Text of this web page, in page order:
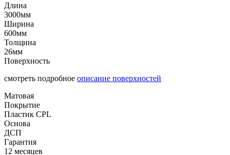
Длина
3000мм
Ширина
600мм
Толщина
26мм
Поверхность
смотреть подробное описание поверхностей
Матовая
Покрытие
Пластик CPL
Основа
ДСП
Гарантия
12 месяцев